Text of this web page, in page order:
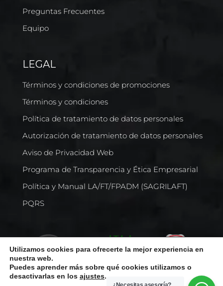
Preguntas Frecuentes
Equipo
LEGAL
Términos y condiciones de promociones
Términos y condiciones
Política de tratamiento de datos personales
Autorización de tratamiento de datos personales
Aviso de Privacidad Web
Programa de Transparencia y Ética Empresarial
Política y Manual LA/FT/FPADM (SAGRILAFT)
PQRS
Utilizamos cookies para ofrecerte la mejor experiencia en
nuestra web.
Puedes aprender más sobre qué cookies utilizamos o
desactivarlas en los ajustes.